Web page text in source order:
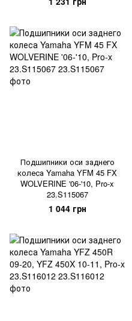
Подшипники оси заднего
колеса Yamaha YFM 45 FX
WOLVERINE '06-'10, Pro-x
23.S115067
1 044 грн